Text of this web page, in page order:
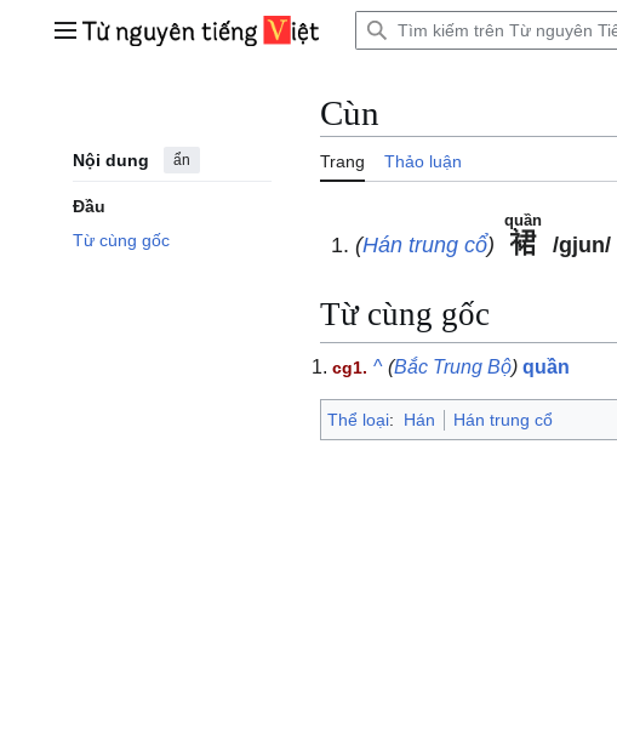
Trình đơn chính
Nội dung ẩn
Đầu
Từ cùng gốc
Cùn
Trang Thảo luận
(Hán trung cổ) 裙
quần
/gjun/
Từ cùng gốc
^ (Bắc Trung Bộ) quần
Thể loại: Hán Hán trung cổ